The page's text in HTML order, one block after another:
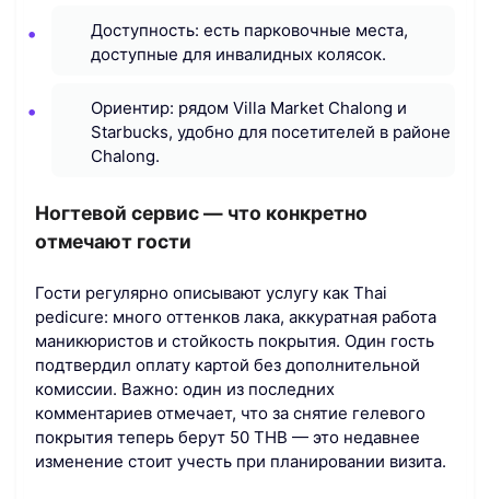
Доступность: есть парковочные места,
доступные для инвалидных колясок.
Ориентир: рядом Villa Market Chalong и
Starbucks, удобно для посетителей в районе
Chalong.
Ногтевой сервис — что конкретно
отмечают гости
Гости регулярно описывают услугу как Thai
pedicure: много оттенков лака, аккуратная работа
маникюристов и стойкость покрытия. Один гость
подтвердил оплату картой без дополнительной
комиссии. Важно: один из последних
комментариев отмечает, что за снятие гелевого
покрытия теперь берут 50 THB — это недавнее
изменение стоит учесть при планировании визита.